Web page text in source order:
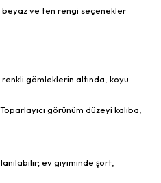
beyaz ve ten rengi seçenekler
gömleklerin altında, koyu
görünüm düzeyi kalıba,
ev giyiminde şort,